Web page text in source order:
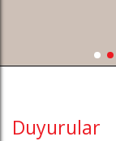
Duyurular